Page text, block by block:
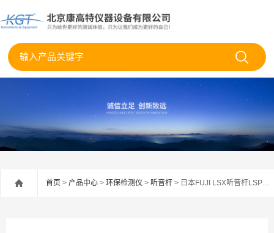
首页 > 产品中心 > 环保检测仪 > 听音杆 > 日本FUJI LSX听音杆LSP听漏仪